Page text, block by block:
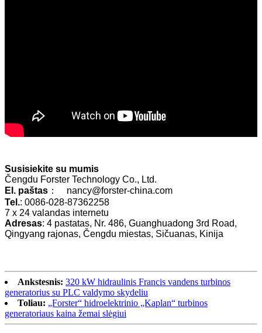
Susisiekite su mumis
Čengdu Forster Technology Co., Ltd.
El. paštas ： nancy@forster-china.com
Tel.: 0086-028-87362258
7 x 24 valandas internetu
Adresas: 4 pastatas, Nr. 486, Guanghuadong 3rd Road,
Qingyang rajonas, Čengdu miestas, Sičuanas, Kinija
Ankstesnis: 320 kW hidraulinis Francis vandens turbinos
generatorius su PLC valdymo skydeliu
Toliau: „Forster“ hidroelektrinio „Kaplan“ turbinos
generatoriaus kaina žemai slėgiui